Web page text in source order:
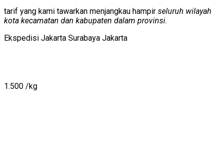
tarif yang kami tawarkan menjangkau hampir seluruh wilayah
kota kecamatan dan kabupaten dalam provinsi.
Ekspedisi Jakarta Surabaya Jakarta
1.500 /kg